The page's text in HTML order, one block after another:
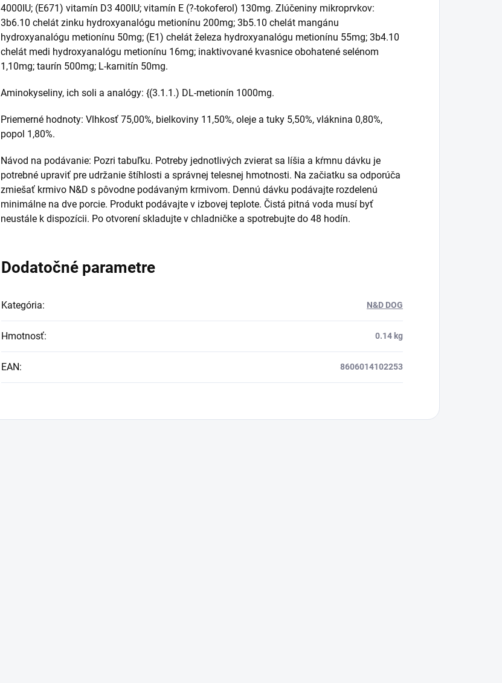
4000IU; (E671) vitamín D3 400IU; vitamín E (?-tokoferol) 130mg. Zlúčeniny mikroprvkov:
3b6.10 chelát zinku hydroxyanalógu metionínu 200mg; 3b5.10 chelát mangánu
hydroxyanalógu metionínu 50mg; (E1) chelát železa hydroxyanalógu metionínu 55mg; 3b4.10
chelát medi hydroxyanalógu metionínu 16mg; inaktivované kvasnice obohatené selénom
1,10mg; taurín 500mg; L-karnitín 50mg.
Aminokyseliny, ich soli a analógy: {(3.1.1.) DL-metionín 1000mg.
Priemerné hodnoty: Vlhkosť 75,00%, bielkoviny 11,50%, oleje a tuky 5,50%, vláknina 0,80%,
popol 1,80%.
Návod na podávanie: Pozri tabuľku. Potreby jednotlivých zvierat sa líšia a kŕmnu dávku je
potrebné upraviť pre udržanie štíhlosti a správnej telesnej hmotnosti. Na začiatku sa odporúča
zmiešať krmivo N&D s pôvodne podávaným krmivom. Dennú dávku podávajte rozdelenú
minimálne na dve porcie. Produkt podávajte v izbovej teplote. Čistá pitná voda musí byť
neustále k dispozícii. Po otvorení skladujte v chladničke a spotrebujte do 48 hodín.
Dodatočné parametre
Kategória: N&D DOG
Hmotnosť: 0.14 kg
EAN: 8606014102253